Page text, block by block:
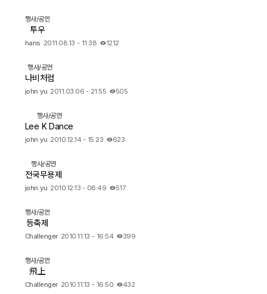
행사/공연
투우
hans 2011.08.13 - 11:38 1212
행사/공연
나비처럼
john yu 2011.03.06 - 21:55 505
행사/공연
Lee K Dance
john yu 2010.12.14 - 15:23 623
행사/공연
전국무용제
john yu 2010.12.13 - 08:49 517
행사/공연
등축제
Challenger 2010.11.13 - 16:54 399
행사/공연
飛上
Challenger 2010.11.13 - 16:50 432